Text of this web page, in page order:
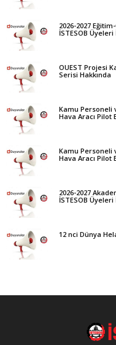
2026-2027
İSTESOB
OUEST Projesi
Serisi Hakkında
Kamu Personeli
Hava Aracı Pilot
Kamu Personeli
Hava Aracı Pilot
2026-2027
İSTESOB
12 nci Dünya